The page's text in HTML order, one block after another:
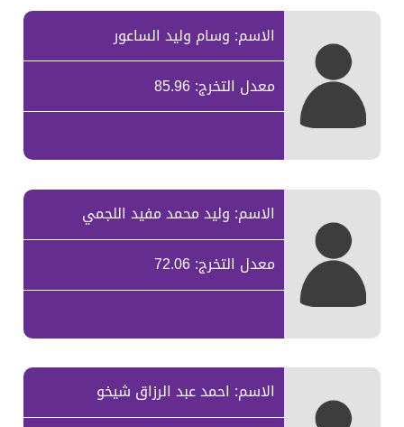
الاسم: وسام وليد الساعور
معدل التخرج: 85.96
الاسم: وليد محمد مفيد اللجمي
معدل التخرج: 72.06
الاسم: احمد عبد الرزاق شيخو